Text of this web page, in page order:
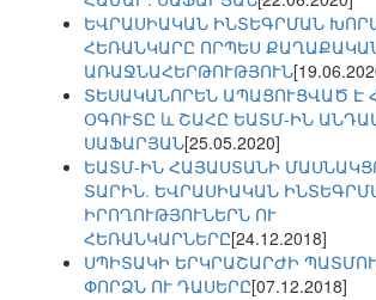
ԵՎՐԱՍԻԱԿԱՆ ԻՆՏԵԳՐՄԱՆ
ՀԵՌԱՆԿԱՐԸ ՈՐՊԵՍ
ԱՌԱՋՆԱՀԵՐԹՈՒԹՅՈՒՆ
ՏԵՍԱԿԱՆՈՐԵՆ ԱՊԱՑՈՒՑՎԱԾ Է
ՕԳՈՒՏԸ և ՇԱՀԸ ԵԱՏՄ-ԻՆ
ՍԱՖԱՐՅԱՆ[25.05.2020]
ԵԱՏՄ-ԻՆ ՀԱՅԱՍՏԱՆԻ
ՏԱՐԻՆ. ԵՎՐԱՍԻԱԿԱՆ
ԻՐՈՂՈՒԹՅՈՒՆԵՐՆ ՈՒ
ՀԵՌԱՆԿԱՐՆԵՐԸ[24.12.2018]
ՍՊԻՏԱԿԻ ԵՐԿՐԱՇԱՐԺԻ
ՓՈՐՁՆ ՈՒ ԴԱՍԵՐԸ[07.12.2018]